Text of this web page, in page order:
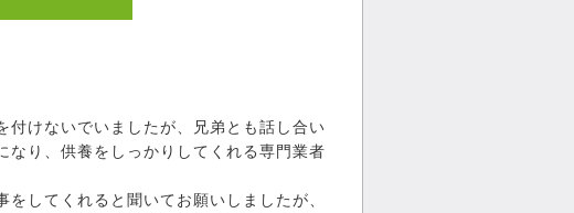
付けないでいましたが、兄弟とも話し合い
なり、供養をしっかりしてくれる専門業者
してくれると聞いてお願いしましたが、